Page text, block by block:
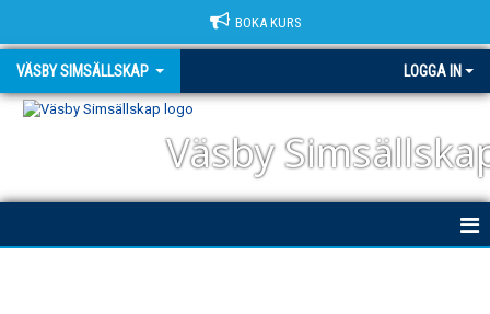
BOKA KURS
VÄSBY SIMSÄLLSKAP LOGGA IN
Väsby